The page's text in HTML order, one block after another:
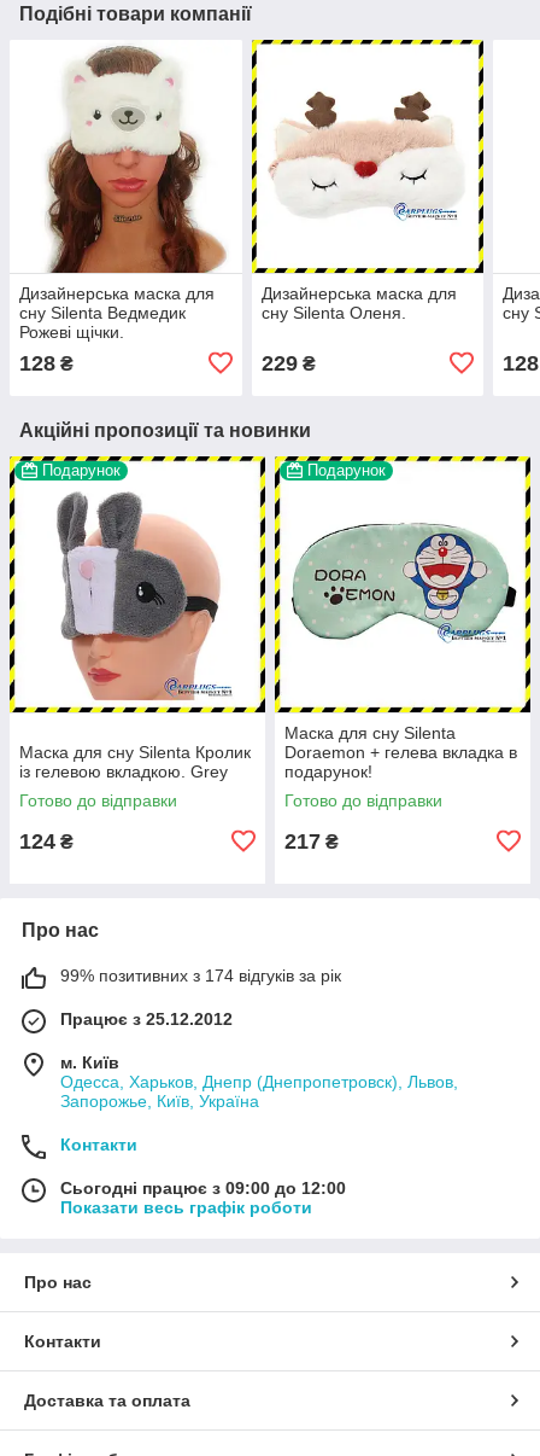
Подібні товари компанії
Дизайнерська маска для
сну Silenta Ведмедик
Рожеві щічки.
128 ₴
Дизайнерська маска для
сну Silenta Оленя.
229₴
сну
128
Акційні пропозиції та новинки
Подарунок
Маска для сну Silenta Кролик
із гелевою вкладкою. Grey
Готово до відправки
124 ₴
Подарунок
Маска для сну Silenta
Doraemon + гелева вкладка в
подарунок!
Готово до відправки
217 ₴
Про нас
99% позитивних з 174 відгуків за рік
Працює з 25.12.2012
м. Київ
Одесса, Харьков, Днепр (Днепропетровск), Львов,
Запорожье, Київ, Україна
Контакти
Сьогодні працює з 09:00 до 12:00
Показати весь графік роботи
Про нас
Контакти
Доставка та оплата